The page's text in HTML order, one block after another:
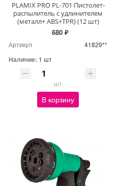
PLAMIX PRO PL-701 Пистолет-
распылитель с удлинителем
(металл+ ABS+TPR) (12 шт)
680 ₽
Артикул 41829**
Наличие: 1 шт
шт
В корзину